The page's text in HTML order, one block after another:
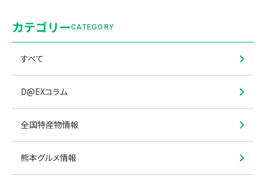
カテゴリーCATEGORY
すべて
D@EXコラム
全国特産物情報
熊本グルメ情報